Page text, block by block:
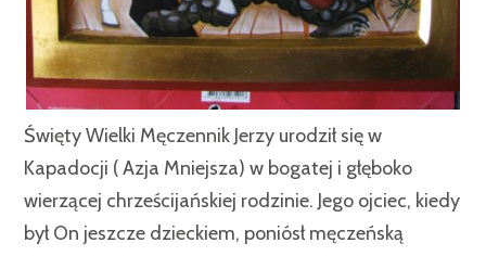
Święty Wielki Męczennik Jerzy urodził się w
Kapadocji ( Azja Mniejsza) w bogatej i głęboko
wierzącej chrześcijańskiej rodzinie. Jego ojciec, kiedy
był On jeszcze dzieckiem, poniósł męczeńską